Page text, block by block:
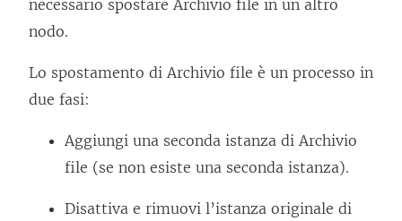
necessario spostare Archivio file in un altro
nodo.
Lo spostamento di Archivio file è un processo in
due fasi:
Aggiungi una seconda istanza di Archivio
file (se non esiste una seconda istanza).
Disattiva e rimuovi l’istanza originale di